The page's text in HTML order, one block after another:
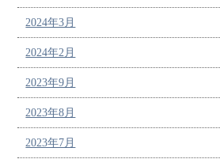
2024年3月
2024年2月
2023年9月
2023年8月
2023年7月